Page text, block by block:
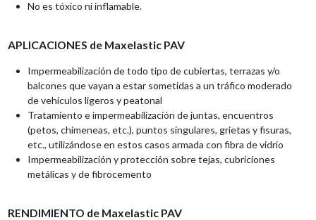
No es tóxico ni inflamable.
APLICACIONES de MaxelasticPAV
Impermeabilización de todo tipo de cubiertas, terrazas y/o
balcones que vayan a estar sometidas a un tráfico moderado
de vehículos ligeros y peatonal
Tratamiento e impermeabilización de juntas, encuentros
(petos, chimeneas, etc.), puntos singulares, grietas y fisuras,
etc., utilizándose en estos casos armada con fibra de vidrio
Impermeabilización y protección sobre tejas, cubriciones
metálicas y de fibrocemento
RENDIMIENTO de MaxelasticPAV